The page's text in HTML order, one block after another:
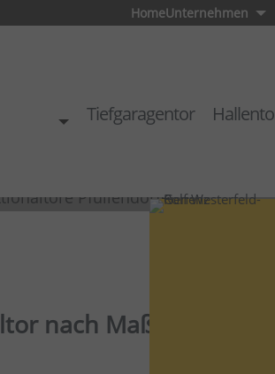
HomeUnternehmen
Tiefgaragentor
nach Maß für Ihr